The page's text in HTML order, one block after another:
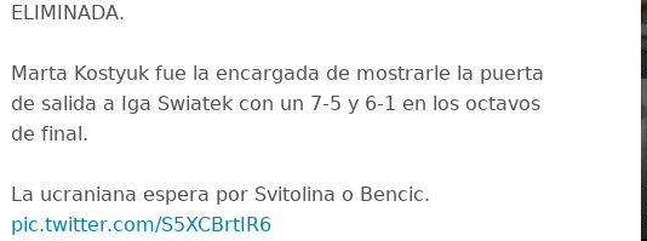
ELIMINADA.
Marta Kostyuk fue la encargada de mostrarle la puerta
de salida a Iga Swiatek con un 7-5 y 6-1 en los octavos
de final.
La ucraniana espera por Svitolina o Bencic.
pic.twitter.com/S5XCBrtIR6